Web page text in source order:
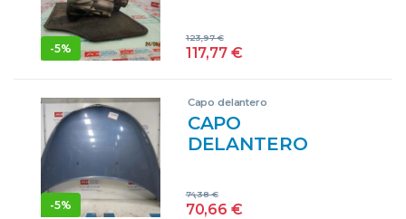
-5%
2.2 CRD EDJ
TRANSMISION
117,77 €
123,97€
-5%
Capo delantero
CAPO
DELANTERO
2.2 CRD EDJ GRIS
70,66 €
74,38€